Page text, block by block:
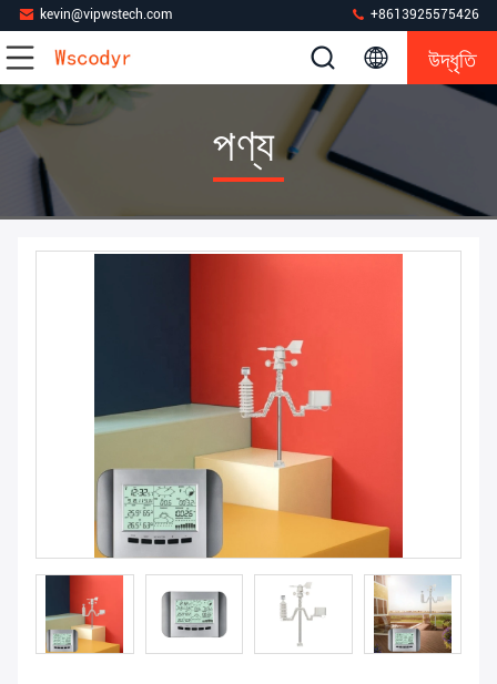
kevin@vipwstech.com +8613925575426
উদ্ধৃতি
পণ্য